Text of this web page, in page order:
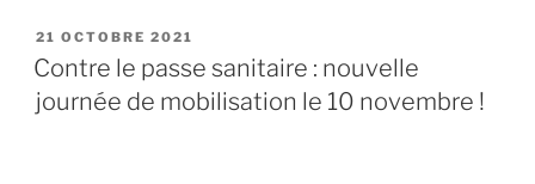
PUBLIÉ
LE
21 OCTOBRE 2021
Contre le passe sanitaire : nouvelle
journée de mobilisation le 10 novembre !